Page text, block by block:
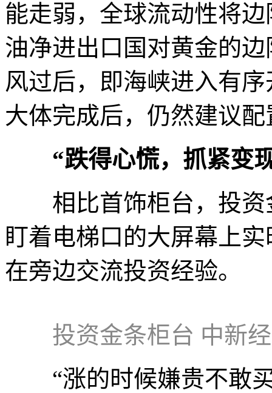
能走弱，全球流动性将
油净进出口国对黄金的
风过后，即海峡进入有
大体完成后，仍然建议
“跌得心慌，抓紧变
相比首饰柜台，投资
盯着电梯口的大屏幕上
在旁边交流投资经验。
投资金条柜台 中新
“涨的时候嫌贵不敢买